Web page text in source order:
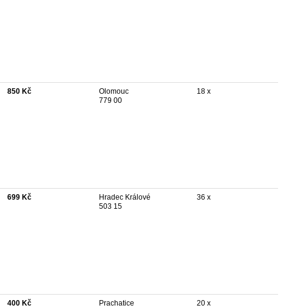
850 Kč
Olomouc
779 00
18 x
699 Kč
Hradec Králové
503 15
36 x
400 Kč
Prachatice
20 x